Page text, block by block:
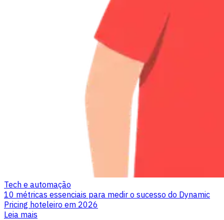
Tech e automação
10 métricas essenciais para medir o sucesso do Dynamic
Pricing hoteleiro em 2026
Leia mais